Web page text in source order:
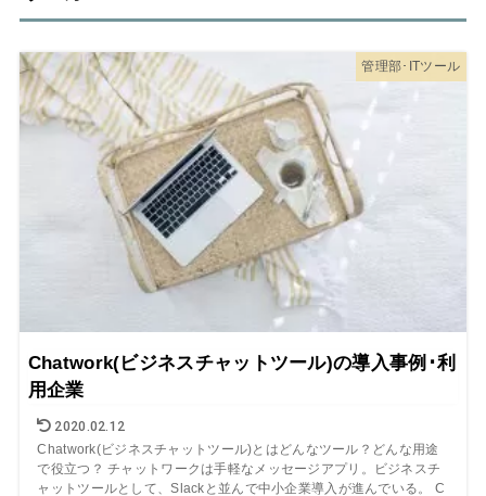
管理部･ITツール
Chatwork(ビジネスチャットツール)の導入事例･利
用企業
2020.02.12
Chatwork(ビジネスチャットツール)とはどんなツール？どんな用途
で役立つ？ チャットワークは手軽なメッセージアプリ。ビジネスチ
ャットツールとして、Slackと並んで中小企業導入が進んでいる。 C